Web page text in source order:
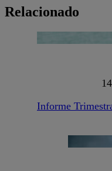
Relacionado
Informe